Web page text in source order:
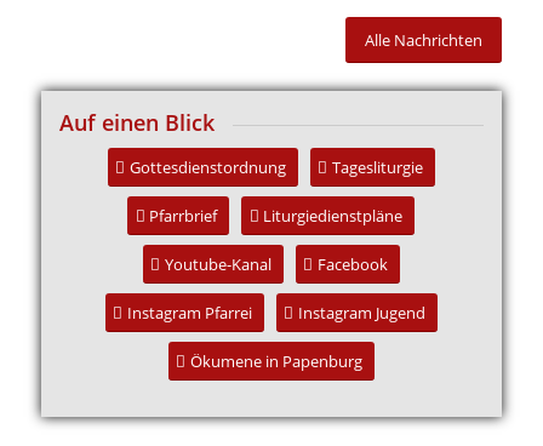
Alle Nachrichten
Auf einen Blick
Gottesdienstordnung Tagesliturgie
Pfarrbrief Liturgiedienstpläne
Youtube-Kanal Facebook
Instagram Pfarrei Instagram Jugend
Ökumene in Papenburg